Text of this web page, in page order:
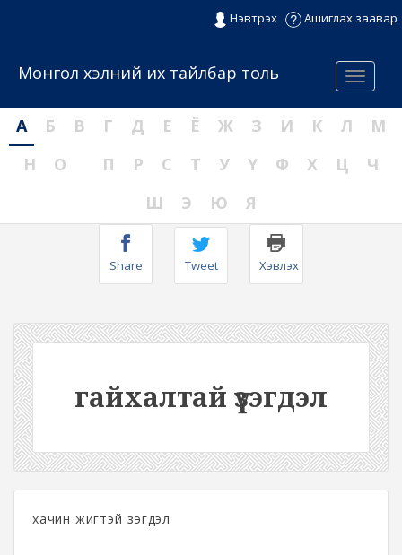
Нэвтрэх Ашиглах заавар
Menu
Монгол хэлний их тайлбар толь
А Б В Г Д Е Ё Ж З И К Л
М
Н
О П Р С Т У Ү Ф Х Ц
Ч
Ш
Э Ю Я
Share Tweet Хэвлэх
гайхалтай үзэгдэл
хачин жигтэй үзэгдэл